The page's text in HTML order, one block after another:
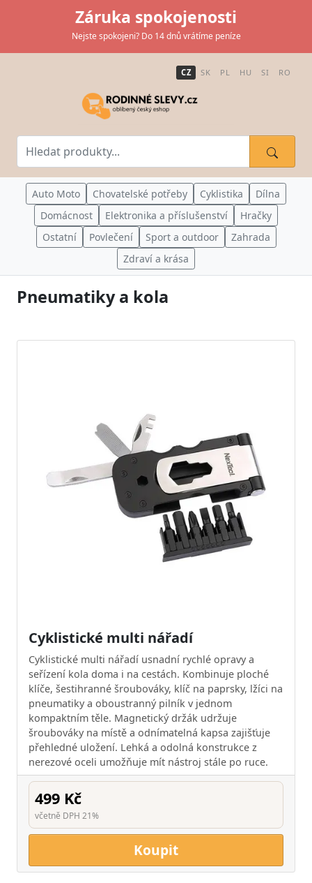
Záruka spokojenosti
Nejste spokojeni? Do 14 dnů vrátíme peníze
CZ SK PL HU SI RO
Auto Moto Chovatelské potřeby Cyklistika
Dílna
Domácnost
Elektronika a příslušenství
Hračky
Ostatní
Povlečení Sport a outdoor
Zahrada
Zdraví a krása
Pneumatiky a kola
Cyklistické multi nářadí
Cyklistické multi nářadí usnadní rychlé opravy a
seřízení kola doma i na cestách. Kombinuje ploché
klíče, šestihranné šroubováky, klíč na paprsky, lžíci na
pneumatiky a oboustranný pilník v jednom
kompaktním těle. Magnetický držák udržuje
šroubováky na místě a odnímatelná kapsa zajišťuje
přehledné uložení. Lehká a odolná konstrukce z
nerezové oceli umožňuje mít nástroj stále po ruce.
499 Kč
včetně DPH 21%
Koupit